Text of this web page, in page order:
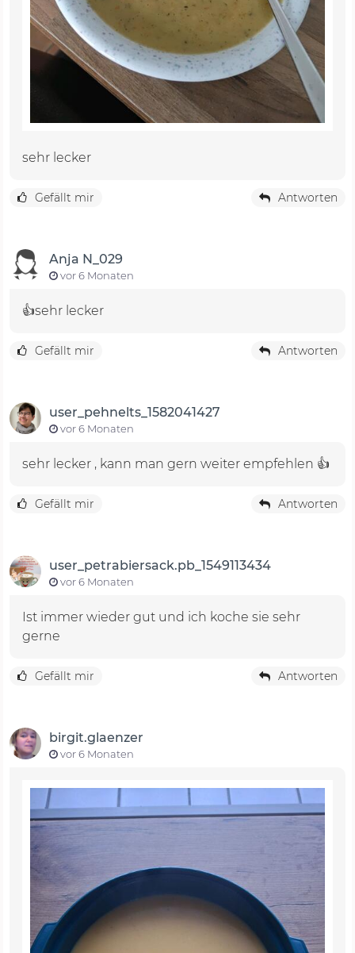
sehr lecker
Gefällt mir Antworten
Anja N_029
vor 6 Monaten
👍sehr lecker
Gefällt mir Antworten
user_pehnelts_1582041427
vor 6 Monaten
sehr lecker , kann man gern weiter empfehlen 👍
Gefällt mir Antworten
user_petrabiersack.pb_1549113434
vor 6 Monaten
Ist immer wieder gut und ich koche sie sehr
gerne
Gefällt mir Antworten
birgit.glaenzer
vor 6 Monaten